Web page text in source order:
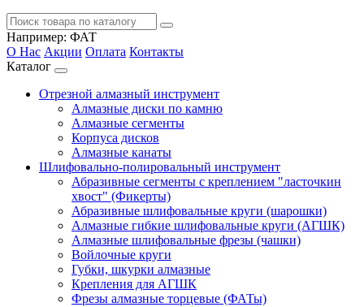
Например: ФАТ
О Нас Акции Оплата Контакты
Каталог
Отрезной алмазный инструмент
Алмазные диски по камню
Алмазные сегменты
Корпуса дисков
Алмазные канаты
Шлифовально-полировальный инструмент
Абразивные сегменты с креплением "ласточкин
хвост" (Фикерты)
Абразивные шлифовальные круги (шарошки)
Алмазные гибкие шлифовальные круги (АГШК)
Алмазные шлифовальные фрезы (чашки)
Войлочные круги
Губки, шкурки алмазные
Крепления для АГШК
Фрезы алмазные торцевые (ФАТы)